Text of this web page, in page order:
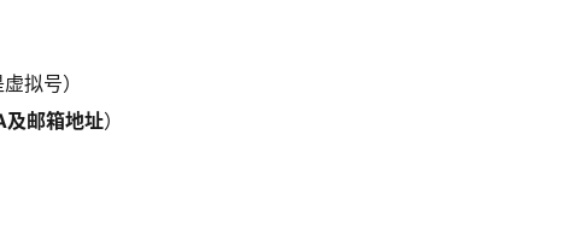
拟号）
邮箱地址）